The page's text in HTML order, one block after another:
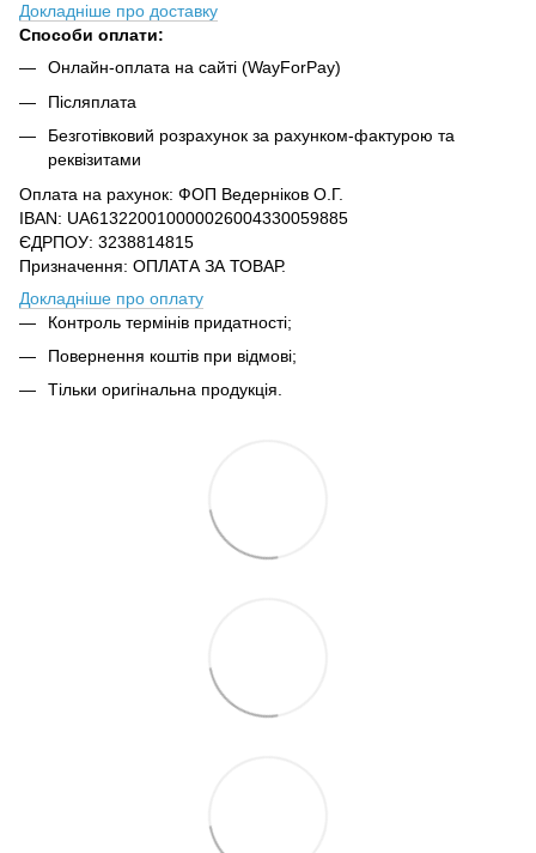
Докладніше про доставку
Способи оплати:
Онлайн-оплата на сайті (WayForPay)
Післяплата
Безготівковий розрахунок за рахунком-фактурою та
реквізитами
Оплата на рахунок: ФОП Ведерніков О.Г.
IBAN: UA613220010000026004330059885
ЄДРПОУ: 3238814815
Призначення: ОПЛАТА ЗА ТОВАР.
Докладніше про оплату
Контроль термінів придатності;
Повернення коштів при відмові;
Тільки оригінальна продукція.